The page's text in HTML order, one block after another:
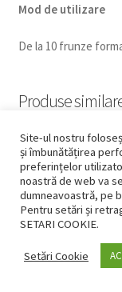
Mod de utilizare
De la 10 frunze
Produse
Site-ul nostru
și îmbunătățirea
preferințelor
noastră de web va
dumneavoastră, pe
Pentru setări și
SETARI COOKIE.
Setări Cookie